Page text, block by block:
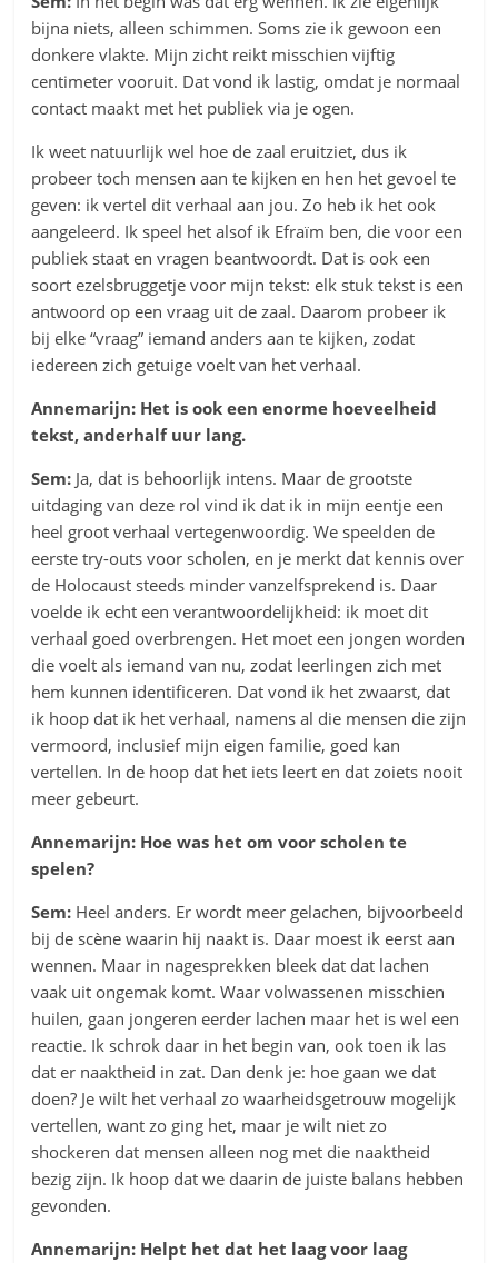
bijna niets, alleen schimmen. Soms zie ik gewoon een
donkere vlakte. Mijn zicht reikt misschien vijftig
centimeter vooruit. Dat vond ik lastig, omdat je normaal
contact maakt met het publiek via je ogen.
Ik weet natuurlijk wel hoe de zaal eruitziet, dus ik
probeer toch mensen aan te kijken en hen het gevoel te
geven: ik vertel dit verhaal aan jou. Zo heb ik het ook
aangeleerd. Ik speel het alsof ik Efraïm ben, die voor een
publiek staat en vragen beantwoordt. Dat is ook een
soort ezelsbruggetje voor mijn tekst: elk stuk tekst is een
antwoord op een vraag uit de zaal. Daarom probeer ik
bij elke “vraag” iemand anders aan te kijken, zodat
iedereen zich getuige voelt van het verhaal.
Annemarijn: Het is ook een enorme hoeveelheid
tekst, anderhalf uur lang.
Sem: Ja, dat is behoorlijk intens. Maar de grootste
uitdaging van deze rol vind ik dat ik in mijn eentje een
heel groot verhaal vertegenwoordig. We speelden de
eerste try-outs voor scholen, en je merkt dat kennis over
de Holocaust steeds minder vanzelfsprekend is. Daar
voelde ik echt een verantwoordelijkheid: ik moet dit
verhaal goed overbrengen. Het moet een jongen worden
die voelt als iemand van nu, zodat leerlingen zich met
hem kunnen identificeren. Dat vond ik het zwaarst, dat
ik hoop dat ik het verhaal, namens al die mensen die zijn
vermoord, inclusief mijn eigen familie, goed kan
vertellen. In de hoop dat het iets leert en dat zoiets nooit
meer gebeurt.
Annemarijn: Hoe was het om voor scholen te
spelen?
Sem: Heel anders. Er wordt meer gelachen, bijvoorbeeld
bij de scène waarin hij naakt is. Daar moest ik eerst aan
wennen. Maar in nagesprekken bleek dat dat lachen
vaak uit ongemak komt. Waar volwassenen misschien
huilen, gaan jongeren eerder lachen maar het is wel een
reactie. Ik schrok daar in het begin van, ook toen ik las
dat er naaktheid in zat. Dan denk je: hoe gaan we dat
doen? Je wilt het verhaal zo waarheidsgetrouw mogelijk
vertellen, want zo ging het, maar je wilt niet zo
shockeren dat mensen alleen nog met die naaktheid
bezig zijn. Ik hoop dat we daarin de juiste balans hebben
gevonden.
Annemarijn: Helpt het dat het laag voor laag